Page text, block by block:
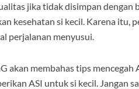
jika tidak disimpan dengan
kesehatan si kecil. Karena itu,
perjalanan menyusui.
akan membahas tips
ASI untuk si kecil. Jangan